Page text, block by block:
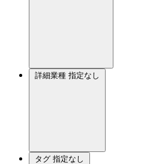
詳細業種 指定なし
タグ 指定なし